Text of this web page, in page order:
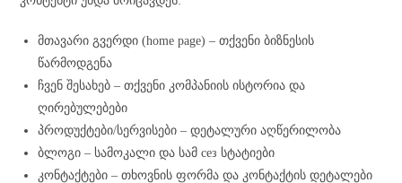
მთავარი გვერდი (home page) – თქვენი ბიზნესის
წარმოდგენა
ჩვენ შესახებ – თქვენი კომპანიის ისტორია და
ღირებულებები
პროდუქტები/სერვისები – დეტალური აღწერილობა
ბლოგი – სამოკალი და სამ сез სტატიები
კონტაქტები – თხოვნის ფორმა და კონტაქტის დეტალები